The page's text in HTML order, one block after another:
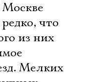
что
из них 
Мелких